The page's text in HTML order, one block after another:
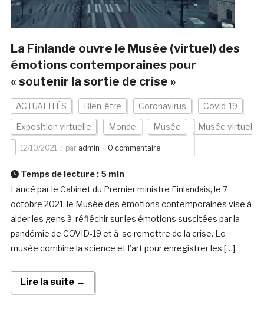
La Finlande ouvre le Musée (virtuel) des
émotions contemporaines pour
« soutenir la sortie de crise »
ACTUALITÉS Bien-être Coronavirus Covid-19
Exposition virtuelle Monde Musée Musée virtuel
12/10/2021 par admin 0 commentaire
Temps de lecture : 5 min
Lancé par le Cabinet du Premier ministre Finlandais, le 7
octobre 2021, le Musée des émotions contemporaines vise à
aider les gens à réfléchir sur les émotions suscitées par la
pandémie de COVID-19 et à se remettre de la crise. Le
musée combine la science et l’art pour enregistrer les […]
Lire la suite →